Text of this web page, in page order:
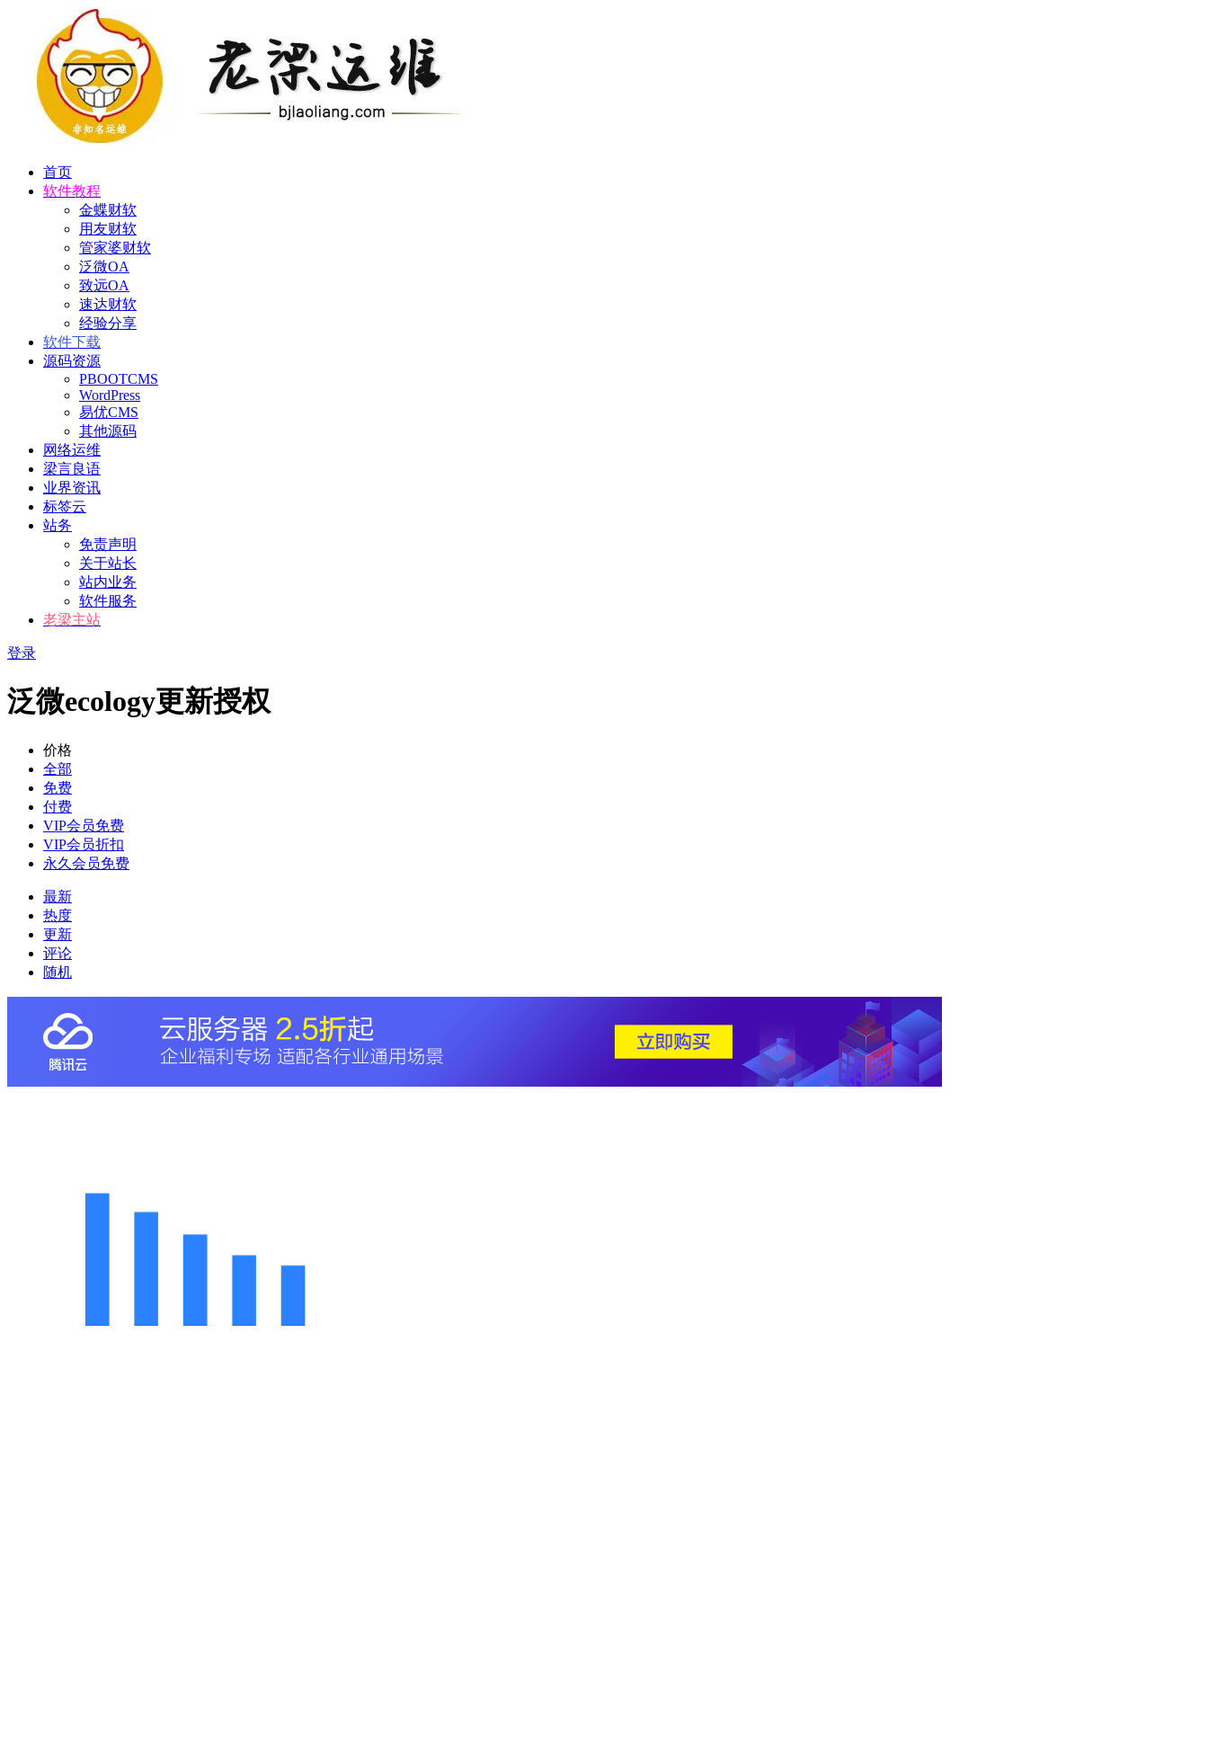
首页
软件教程
金蝶财软
用友财软
管家婆财软
泛微OA
致远OA
速达财软
经验分享
软件下载
源码资源
PBOOTCMS
WordPress
易优CMS
其他源码
网络运维
梁言良语
业界资讯
标签云
站务
免责声明
关于站长
站内业务
软件服务
老梁主站
登录
泛微ecology更新授权
价格
全部
免费
付费
VIP会员免费
VIP会员折扣
永久会员免费
最新
热度
更新
评论
随机